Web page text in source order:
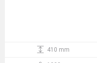
410 mm